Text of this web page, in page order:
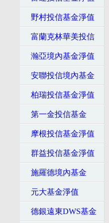
野村投信基金淨值
富蘭克林華美投信
瀚亞境內基金淨值
安聯投信境內基金
柏瑞投信基金淨值
第一金投信基金
摩根投信基金淨值
群益投信基金淨值
施羅德境內基金
元大基金淨值
德銀遠東DWS基金